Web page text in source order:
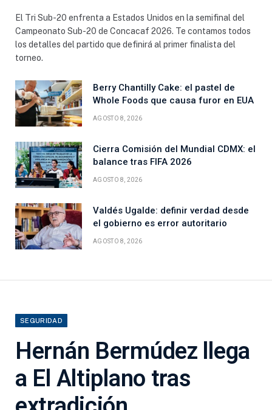
El Tri Sub-20 enfrenta a Estados Unidos en la semifinal del
Campeonato Sub-20 de Concacaf 2026. Te contamos todos
los detalles del partido que definirá al primer finalista del
torneo.
Berry Chantilly Cake: el pastel de
Whole Foods que causa furor en EUA
AGOSTO 8, 2026
Cierra Comisión del Mundial CDMX: el
balance tras FIFA 2026
AGOSTO 8, 2026
Valdés Ugalde: definir verdad desde
el gobierno es error autoritario
AGOSTO 8, 2026
SEGURIDAD
Hernán Bermúdez llega
a El Altiplano tras